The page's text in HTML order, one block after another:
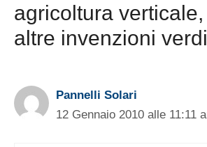
agricoltura
altre invenzioni
Pannelli Solari
12 Gennaio 2010 alle 11:11